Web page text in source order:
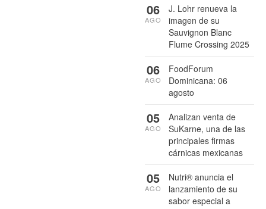
J. Lohr renueva la
imagen de su
Sauvignon Blanc
Flume Crossing 2025
06
AGO
FoodForum
Dominicana: 06
agosto
06
AGO
Analizan venta de
SuKarne, una de las
principales firmas
cárnicas mexicanas
05
AGO
Nutri® anuncia el
lanzamiento de su
sabor especial a
05
AGO